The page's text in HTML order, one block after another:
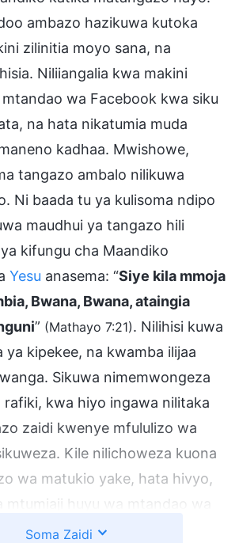
ambazo hazikuwa kutoka
zilinitia moyo sana, na
Niliiangalia kwa makini
wa Facebook kwa siku
na hata nikatumia muda
kadhaa. Mwishowe,
tangazo ambalo nilikuwa
Ni baada tu ya kulisoma ndipo
maudhui ya tangazo hili
kifungu cha Maandiko
Yesu anasema: “Siye kila mmoja
Bwana, Bwana, ataingia
” (Mathayo 7:21). Nilihisi kuwa
kipekee, na kwamba ilijaa
Sikuwa nimemwongeza
rafiki, kwa hiyo ingawa nilitaka
zaidi kwenye mfululizo wa
Kile nilichoweza kuona
wa matukio yake, hata hivyo,
mtumiaji huyu wa mtandao wa
Korea Kusini na alikuwa dada
Soma Zaidi